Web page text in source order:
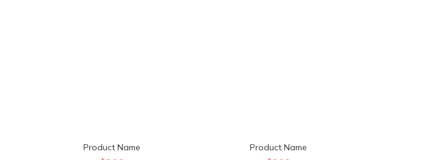
Product Name Product Name